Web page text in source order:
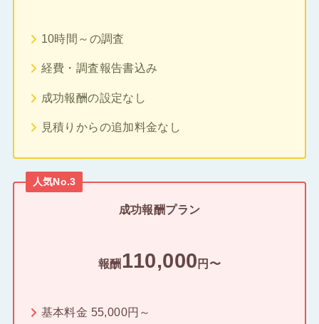
10時間～の調査
経費・調査報告書込み
成功報酬の設定なし
見積りからの追加料金なし
人気No.3
成功報酬プラン
報酬 110,000 円〜
基本料金 55,000円～